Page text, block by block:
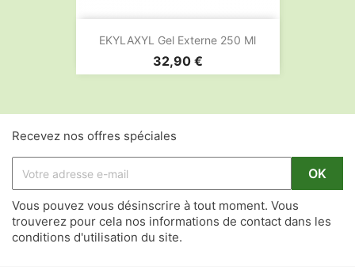
EKYLAXYL Gel Externe 250 Ml
Prix
32,90 €
Recevez nos offres spéciales
Vous pouvez vous désinscrire à tout moment. Vous
trouverez pour cela nos informations de contact dans les
conditions d'utilisation du site.